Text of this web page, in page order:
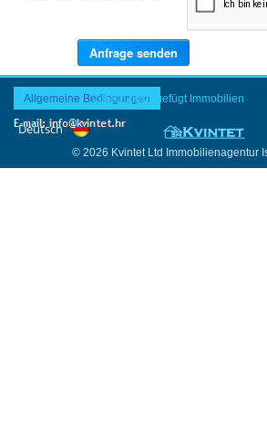
Allgemeine BedingungenZuletzt hinzugefügt Immobilien
© 2026 Kvintet Ltd Immobilienagentur